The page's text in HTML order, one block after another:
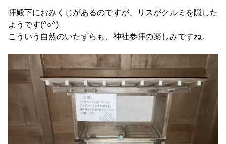
拝殿下におみくじがあるのですが、リスがクルミを隠した
ようです(^○^)
こういう自然のいたずらも、神社参拝の楽しみですね。